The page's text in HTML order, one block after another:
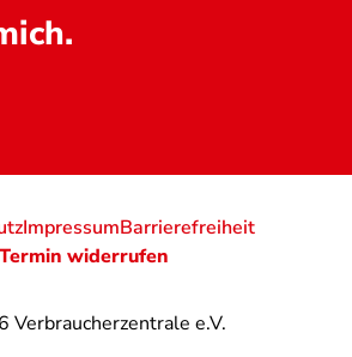
Verbraucherzentrale e.V.
ImpressumBarrierefreiheit
Termin widerrufen